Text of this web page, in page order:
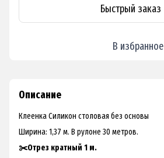
Быстрый заказ
В избранное
Описание
Клеенка Силикон столовая без основы
Ширина: 1,37 м. В рулоне 30 метров.
✂️Отрез кратный 1 м.